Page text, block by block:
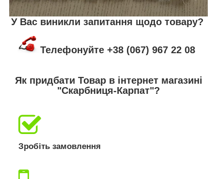
У Вас виникли запитання щодо товару?
Телефонуйте +38 (067) 967 22 08
Як придбати Товар в інтернет магазині
"Скарбниця-Карпат"?
Зробіть замовлення